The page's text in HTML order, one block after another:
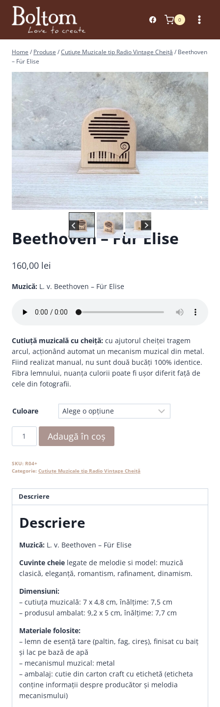
Skip
content
0
Home / Produse /Cutiuțe Muzicale tip Radio Vintage Cheiță / Beethoven
– Für Elise
Beethoven – Für Elise
160,00 lei
Muzică: L. v. Beethoven – Für Elise
Cutiuță muzicală cu cheiță: cu ajutorul cheiței tragem
arcul, acționând automat un mecanism muzical din metal.
Fiind realizat manual, nu sunt două bucăți 100% identice.
Fibra lemnului, nuanța culorii poate fi ușor diferit față de
cele din fotografii.
Culoare
Beethoven
Für
Elise
Adaugă în coș
SKU: R04+
Categorie: Cutiuțe Muzicale tip Radio Vintage Cheiță
Descriere
Descriere
Muzică: L. v. Beethoven – Für Elise
Cuvinte cheie legate de melodie si model: muzică
clasică, eleganță, romantism, rafinament, dinamism.
Dimensiuni:
– cutiuța muzicală: 7 x 4,8 cm, înălțime: 7,5 cm
– produsul ambalat: 9,2 x 5 cm, înălțime: 7,7 cm
Materiale folosite:
– lemn de esență tare (paltin, fag, cireș), finisat cu baiț
și lac pe bază de apă
– mecanismul muzical: metal
– ambalaj: cutie din carton craft cu etichetă (eticheta
conține informații despre producător și melodia
mecanismului)